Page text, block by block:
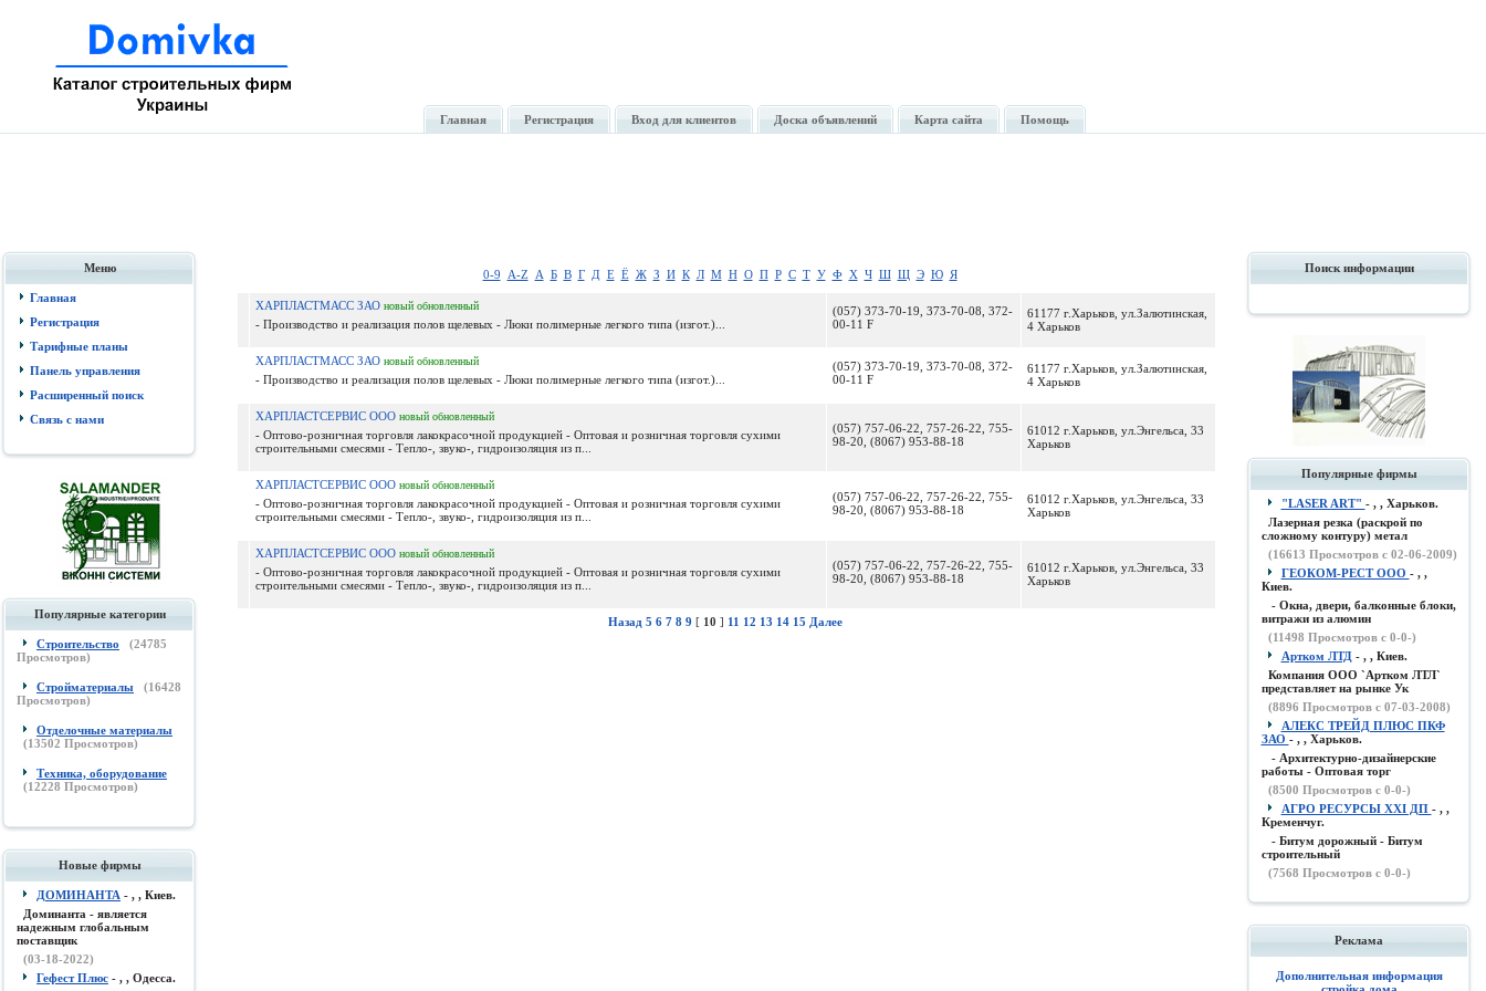
Главная Регистрация Вход для клиентов Доска объявлений Карта сайта Помощь
Меню
Главная
Регистрация
Тарифные планы
Панель управления
Расширенный поиск
Связь с нами
Популярные категории
Строительство (24785
Просмотров)
Стройматериалы (16428
Просмотров)
Отделочные материалы
(13502 Просмотров)
Техника, оборудование
(12228 Просмотров)
Новые фирмы
ДОМИНАНТА - , , Киев.
Доминанта - является
надежным глобальным
поставщик
(03-18-2022)
Гефест Плюс - , , Одесса.
0-9 A-Z А Б В Г Д Е Ё Ж З И К Л М Н О П Р С Т У Ф Х Ч Ш Щ Э Ю Я
ХАРПЛАСТМАСС ЗАО новый обновленный
- Производство и реализация полов щелевых - Люки полимерные легкого типа (изгот.)...
(057) 373-70-19, 373-70-08, 372-
00-11 F
61177 г.Харьков, ул.Залютинская,
4 Харьков
ХАРПЛАСТМАСС ЗАО новый обновленный
- Производство и реализация полов щелевых - Люки полимерные легкого типа (изгот.)...
(057) 373-70-19, 373-70-08, 372-
00-11 F
61177 г.Харьков, ул.Залютинская,
4 Харьков
ХАРПЛАСТСЕРВИС ООО новый обновленный
- Оптово-розничная торговля лакокрасочной продукцией - Оптовая и розничная торговля сухими
строительными смесями - Тепло-, звуко-, гидроизоляция из п...
(057) 757-06-22, 757-26-22, 755-
98-20, (8067) 953-88-18
61012 г.Харьков, ул.Энгельса, 33
Харьков
ХАРПЛАСТСЕРВИС ООО новый обновленный
- Оптово-розничная торговля лакокрасочной продукцией - Оптовая и розничная торговля сухими
строительными смесями - Тепло-, звуко-, гидроизоляция из п...
(057) 757-06-22, 757-26-22, 755-
98-20, (8067) 953-88-18
61012 г.Харьков, ул.Энгельса, 33
Харьков
ХАРПЛАСТСЕРВИС ООО новый обновленный
- Оптово-розничная торговля лакокрасочной продукцией - Оптовая и розничная торговля сухими
строительными смесями - Тепло-, звуко-, гидроизоляция из п...
(057) 757-06-22, 757-26-22, 755-
98-20, (8067) 953-88-18
61012 г.Харьков, ул.Энгельса, 33
Харьков
Назад 5 6 7 8 9 [ 10 ] 11 12 13 14 15 Далее
Поиск информации
Популярные фирмы
"LASER ART" - , , Харьков.
Лазерная резка (раскрой по
сложному контуру) метал
(16613 Просмотров с 02-06-2009)
ГЕОКОМ-РЕСТ ООО - , ,
Киев.
- Окна, двери, балконные блоки,
витражи из алюмин
(11498 Просмотров с 0-0-)
Артком ЛТД- , , Киев.
Компания ООО `Артком ЛТЛ`
представляет на рынке Ук
(8896 Просмотров с 07-03-2008)
АЛЕКС ТРЕЙД ПЛЮС ПКФ
ЗАО - , , Харьков.
- Архитектурно-дизайнерские
работы - Оптовая торг
(8500 Просмотров с 0-0-)
АГРО РЕСУРСЫ XXI ДП - , ,
Кременчуг.
- Битум дорожный - Битум
строительный
(7568 Просмотров с 0-0-)
Реклама
Дополнительная информация